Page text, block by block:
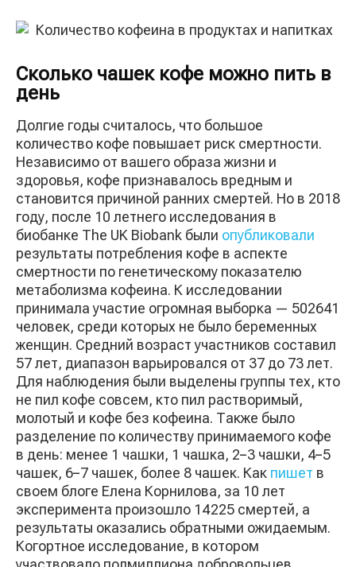
Сколько чашек кофе можно пить в
день
Долгие годы считалось, что большое
количество кофе повышает риск смертности.
Независимо от вашего образа жизни и
здоровья, кофе признавалось вредным и
становится причиной ранних смертей. Но в 2018
году, после 10 летнего исследования в
биобанке The UK Biobank были опубликовали
результаты потребления кофе в аспекте
смертности по генетическому показателю
метаболизма кофеина. К исследовании
принимала участие огромная выборка — 502641
человек, среди которых не было беременных
женщин. Средний возраст участников составил
57 лет, диапазон варьировался от 37 до 73 лет.
Для наблюдения были выделены группы тех, кто
не пил кофе совсем, кто пил растворимый,
молотый и кофе без кофеина. Также было
разделение по количеству принимаемого кофе
в день: менее 1 чашки, 1 чашка, 2−3 чашки, 4−5
чашек, 6−7 чашек, более 8 чашек. Как пишет в
своем блоге Елена Корнилова, за 10 лет
эксперимента произошло 14 225 смертей, а
результаты оказались обратными ожидаемым.
Когортное исследование, в котором